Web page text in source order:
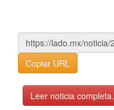
Copiar URL
Leer noticia completa.